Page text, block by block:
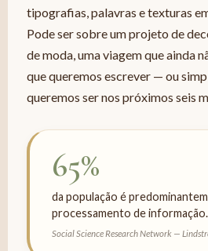
tipografias, palavras e texturas
Pode ser sobre um projeto de
de moda, uma viagem que ainda
que queremos escrever — ou
queremos ser nos próximos seis
65%
da população é
processamento de informação.
Social Science Research Network —